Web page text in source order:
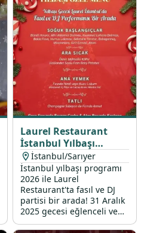
Laurel Restaurant
İstanbul Yılbaşı
Programı 2026
İstanbul/Sarıyer
İstanbul yılbaşı programı
2026 ile Laurel
Restaurant'ta fasıl ve DJ
partisi bir arada! 31 Aralık
2025 gecesi eğlenceli ve
lezzet şöleni ile dolu bir